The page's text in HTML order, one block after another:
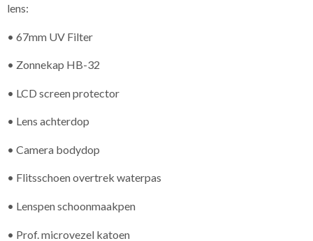
lens:
• 67mm UV Filter
• Zonnekap HB-32
• LCD screen protector
• Lens achterdop
• Camera bodydop
• Flitsschoen overtrek waterpas
• Lenspen schoonmaakpen
• Prof. microvezel katoen